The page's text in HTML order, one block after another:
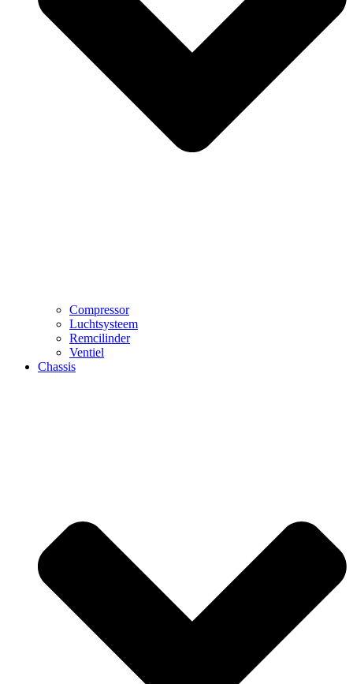
Compressor
Luchtsysteem
Remcilinder
Ventiel
Chassis